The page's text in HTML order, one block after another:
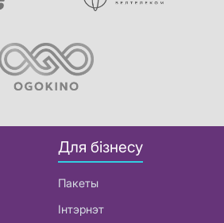
Для бізнесу
Пакеты
Інтэрнэт